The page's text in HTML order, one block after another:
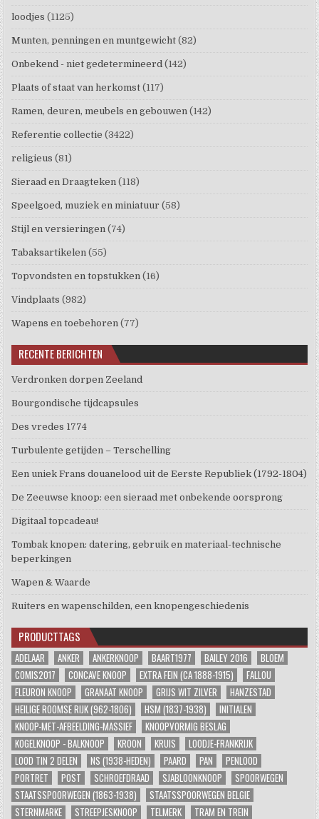
loodjes (1125)
Munten, penningen en muntgewicht (82)
Onbekend - niet gedetermineerd (142)
Plaats of staat van herkomst (117)
Ramen, deuren, meubels en gebouwen (142)
Referentie collectie (3422)
religieus (81)
Sieraad en Draagteken (118)
Speelgoed, muziek en miniatuur (58)
Stijl en versieringen (74)
Tabaksartikelen (55)
Topvondsten en topstukken (16)
Vindplaats (982)
Wapens en toebehoren (77)
RECENTE BERICHTEN
Verdronken dorpen Zeeland
Bourgondische tijdcapsules
Des vredes 1774
Turbulente getijden – Terschelling
Een uniek Frans douanelood uit de Eerste Republiek (1792-1804)
De Zeeuwse knoop: een sieraad met onbekende oorsprong
Digitaal topcadeau!
Tombak knopen: datering, gebruik en materiaal-technische
beperkingen
Wapen & Waarde
Ruiters en wapenschilden, een knopengeschiedenis
PRODUCTTAGS
ADELAAR ANKER ANKERKNOOP BAART1977 BAILEY 2016
BLOEM
COMIS2017
CONCAVE KNOOP EXTRA FEIN (CA 1888-1915)
FALLOU
FLEURON KNOOP
GRANAAT KNOOP GRIJS WIT ZILVER
HANZESTAD
HEILIGE ROOMSE RIJK (962-1806)
HSM (1837-1938)
INITIALEN
KNOOP-MET-AFBEELDING-MASSIEF
KNOOPVORMIG BESLAG
KOGELKNOOP - BALKNOOP
KROON KRUIS
LOODJE-FRANKRIJK
LOOD TIN 2 DELEN
NS (1938-HEDEN) PAARD PAN
PENLOOD
PORTRET
POST SCHROEFDRAAD SJABLOONKNOOP
SPOORWEGEN
STAATSSPOORWEGEN (1863-1938)
STAATSSPOORWEGEN BELGIE
STERNMARKE
STREEPJESKNOOP TELMERK TRAM EN TREIN